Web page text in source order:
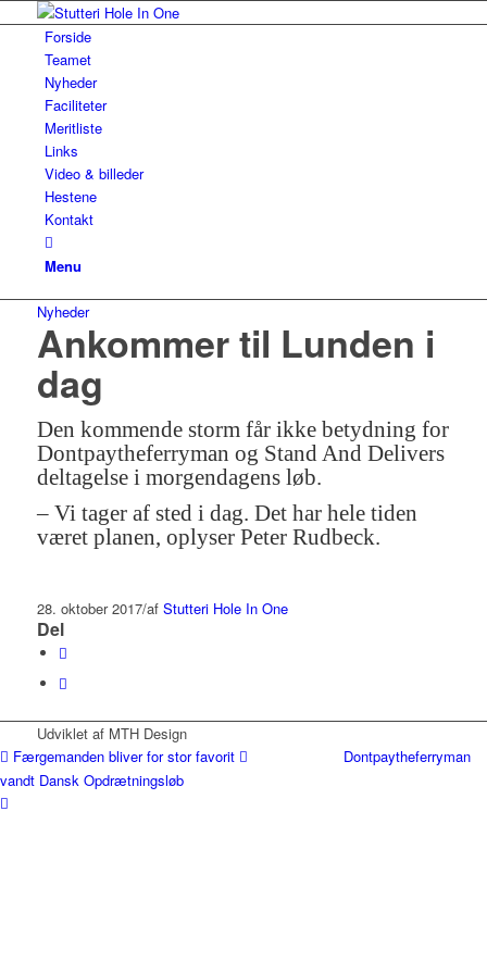
Forside
Teamet
Nyheder
Faciliteter
Meritliste
Links
Video & billeder
Hestene
Kontakt
Menu
Nyheder
Ankommer til Lunden i
dag
Den kommende storm får ikke betydning for
Dontpaytheferryman og Stand And Delivers
deltagelse i morgendagens løb.
– Vi tager af sted i dag. Det har hele tiden
været planen, oplyser Peter Rudbeck.
28. oktober 2017/af Stutteri Hole In One
Del
Udviklet af MTH Design
Færgemanden bliver for stor favorit
Dontpaytheferryman
vandt Dansk Opdrætningsløb